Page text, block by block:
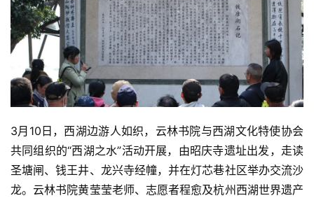
3月10日，西湖边游人如织，云林书院与西湖文化特使协会
共同组织的“西湖之水”活动开展，由昭庆寺遗址出发，走读
圣塘闸、钱王井、龙兴寺经幢，并在灯芯巷社区举办交流沙
龙。云林书院黄莹莹老师、志愿者程愈及杭州西湖世界遗产